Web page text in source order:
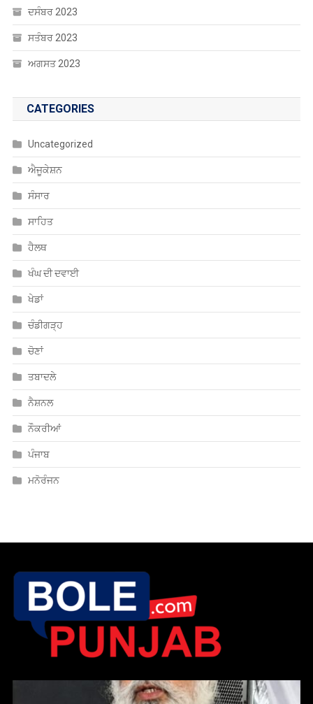
ਐਜੂਕੇਸ਼ਨ
ਸੰਸਾਰ
ਸਾਹਿਤ
ਹੈਲਥ
ਖੰਘ ਦੀ ਦਵਾਈ
ਖੇਡਾਂ
ਚੰਡੀਗੜ੍ਹ
ਚੋਣਾਂ
ਤਬਾਦਲੇ
ਨੈਸ਼ਨਲ
ਨੌਕਰੀਆਂ
ਪੰਜਾਬ
ਮਨੋਰੰਜਨ
ਸੇਵਾ, ਨਿਮਰਤਾ ਤੇ ਦਇਆ ਹੀ ਗੁਰੂ ਹਰਿਕ੍ਰਿਸ਼ਨ ਸਾਹਿਬ ਜੀ ਦਾ ਸਦੀਵੀ